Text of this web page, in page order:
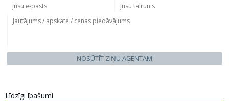
NOSŪTĪT ZIŅU AĢENTAM
Līdzīgi īpašumi